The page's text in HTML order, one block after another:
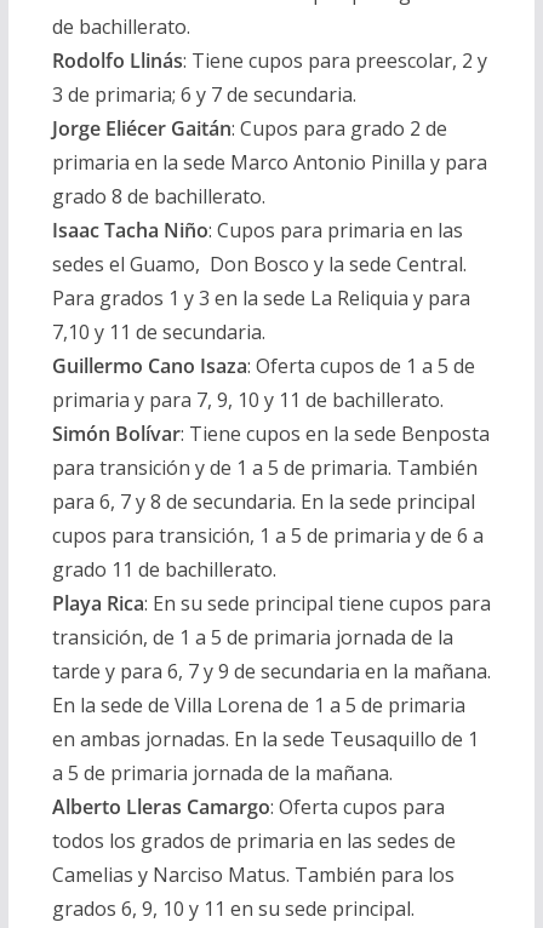
de bachillerato.
Rodolfo Llinás: Tiene cupos para preescolar, 2 y
3 de primaria; 6 y 7 de secundaria.
Jorge Eliécer Gaitán: Cupos para grado 2 de
primaria en la sede Marco Antonio Pinilla y para
grado 8 de bachillerato.
Isaac Tacha Niño: Cupos para primaria en las
sedes el Guamo, Don Bosco y la sede Central.
Para grados 1 y 3 en la sede La Reliquia y para
7,10 y 11 de secundaria.
Guillermo Cano Isaza: Oferta cupos de 1 a 5 de
primaria y para 7, 9, 10 y 11 de bachillerato.
Simón Bolívar: Tiene cupos en la sede Benposta
para transición y de 1 a 5 de primaria. También
para 6, 7 y 8 de secundaria. En la sede principal
cupos para transición, 1 a 5 de primaria y de 6 a
grado 11 de bachillerato.
Playa Rica: En su sede principal tiene cupos para
transición, de 1 a 5 de primaria jornada de la
tarde y para 6, 7 y 9 de secundaria en la mañana.
En la sede de Villa Lorena de 1 a 5 de primaria
en ambas jornadas. En la sede Teusaquillo de 1
a 5 de primaria jornada de la mañana.
Alberto Lleras Camargo: Oferta cupos para
todos los grados de primaria en las sedes de
Camelias y Narciso Matus. También para los
grados 6, 9, 10 y 11 en su sede principal.